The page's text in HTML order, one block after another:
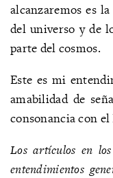
alcanzaremos es
del universo y de
parte del cosmos.
Este es mi
amabilidad de
consonancia con el
Los artículos en
entendimientos